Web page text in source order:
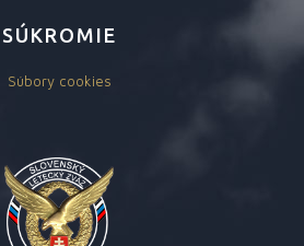
SÚKROMIE
Súbory cookies